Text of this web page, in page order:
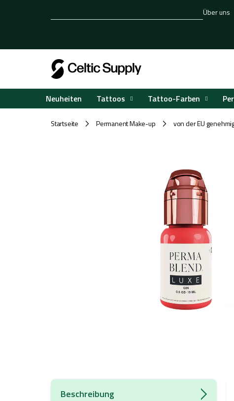
Über uns
Neuheiten Tattoos Tattoo-Farben
Startseite / Permanent Make-up / von der EU
Beschreibung